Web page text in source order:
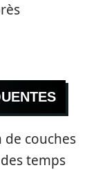
de couches
temps